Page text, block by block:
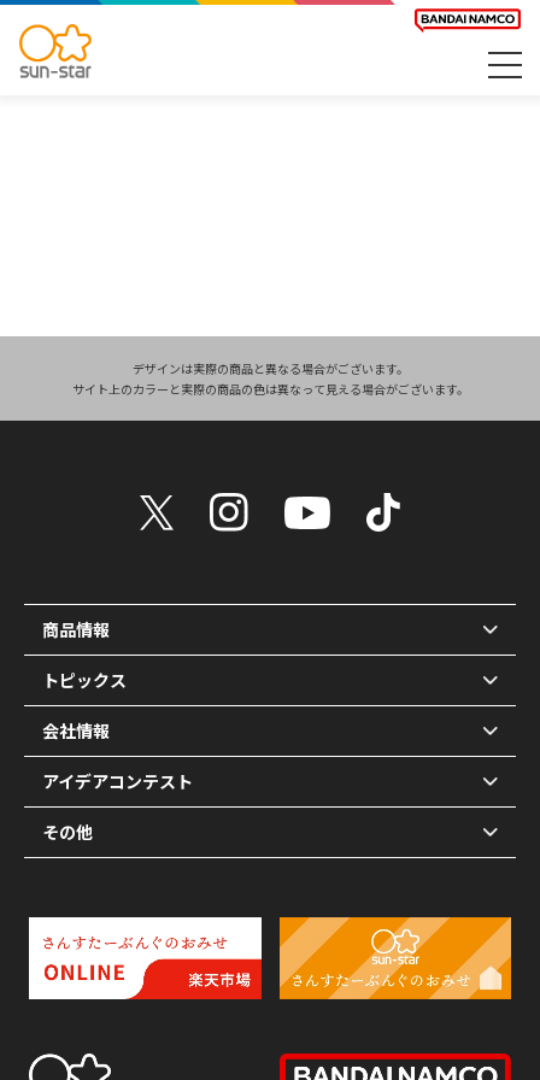
デザインは実際の商品と異なる場合がございます。
サイト上のカラーと実際の商品の色は異なって見える場合がございます。
商品情報
トピックス
会社情報
アイデアコンテスト
その他